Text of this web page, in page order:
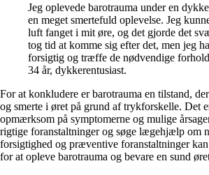
Jeg oplevede barotrauma under en
en meget smertefuld oplevelse. Jeg
luft fanget i mit øre, og det gjorde det
tog tid at komme sig efter det, men jeg
forsigtig og træffe de nødvendige
34 år, dykkerentusiast.
For at konkludere er barotrauma en tilstand,
og smerte i øret på grund af trykforskelle. Det
opmærksom på symptomerne og mulige
rigtige foranstaltninger og søge lægehjælp om
forsigtighed og præventive foranstaltninger
for at opleve barotrauma og bevare en sund